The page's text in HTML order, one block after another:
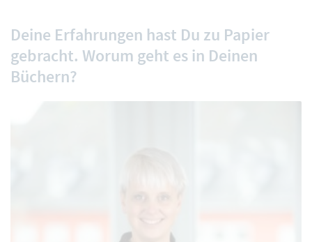
Deine Erfahrungen hast Du zu Papier
gebracht. Worum geht es in Deinen
Büchern?